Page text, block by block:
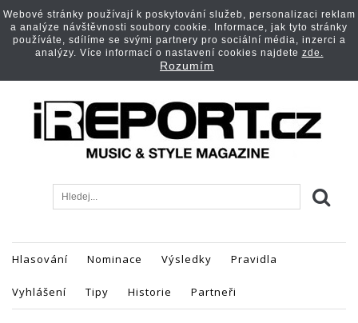
Hlasování Nominace Výsledky Pravidla
Vyhlášení Tipy Historie Partneři
Webové stránky používají k poskytování služeb, personalizaci reklam
a analýze návštěvnosti soubory cookie. Informace, jak tyto stránky
používáte, sdílíme se svými partnery pro sociální média, inzerci a
analýzy. Více informací o nastavení cookies najdete zde.
Rozumím